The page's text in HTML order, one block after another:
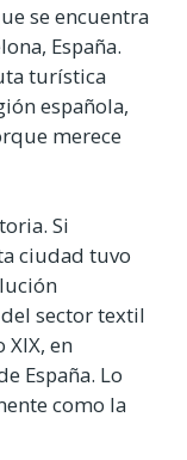
se encuentra
España.
turística
española,
merece
Si
ciudad tuvo
sector textil
en
España. Lo
como la